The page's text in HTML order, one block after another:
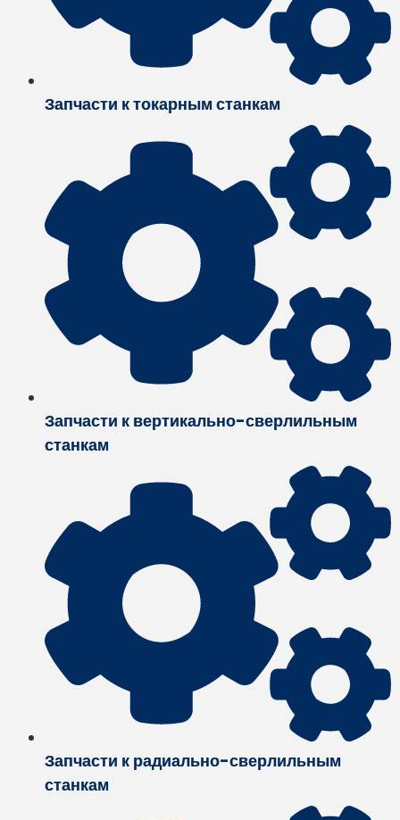
Запчасти к токарным станкам
Запчасти к вертикально-сверлильным
станкам
Запчасти к радиально-сверлильным
станкам